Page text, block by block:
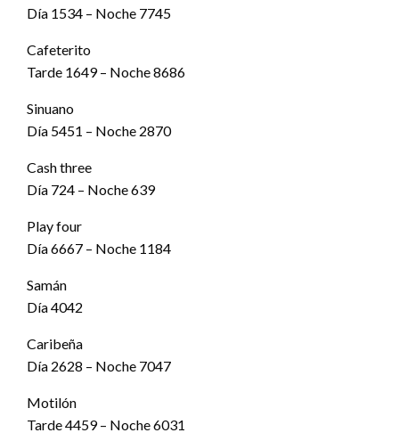
Día 1534 – Noche 7745
Cafeterito
Tarde 1649 – Noche 8686
Sinuano
Día 5451 – Noche 2870
Cash three
Día 724 – Noche 639
Play four
Día 6667 – Noche 1184
Samán
Día 4042
Caribeña
Día 2628 – Noche 7047
Motilón
Tarde 4459 – Noche 6031